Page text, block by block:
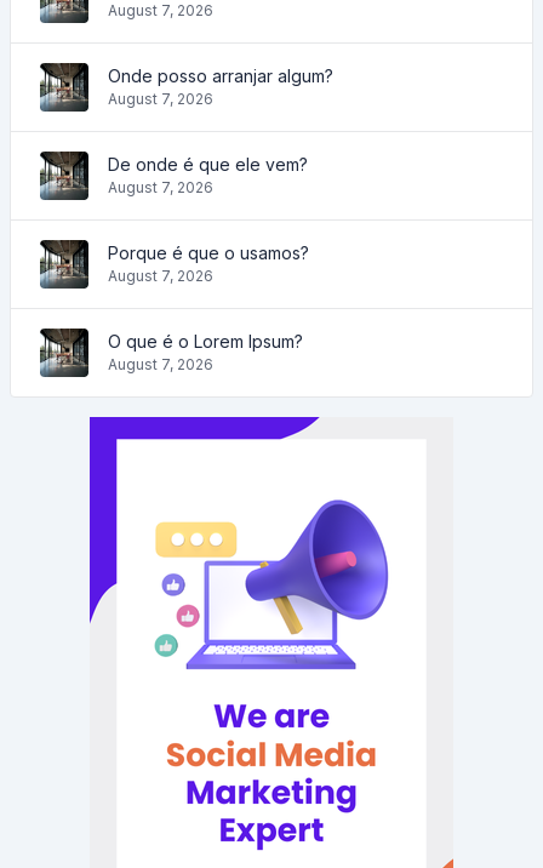
August 7, 2026
Onde posso arranjar algum?
August 7, 2026
De onde é que ele vem?
August 7, 2026
Porque é que o usamos?
August 7, 2026
O que é o Lorem Ipsum?
August 7, 2026